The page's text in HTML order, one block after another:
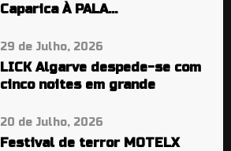
Caparica À PALA…
29 de Julho, 2026
LICK Algarve despede-se com
cinco noites em grande
20 de Julho, 2026
Festival de terror MOTELX